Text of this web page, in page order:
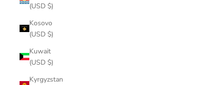
(USD $)
Kosovo
(USD $)
Kuwait
(USD $)
Kyrgyzstan